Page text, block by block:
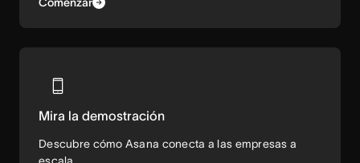
Mira la demostración
Descubre cómo Asana conecta a las empresas a